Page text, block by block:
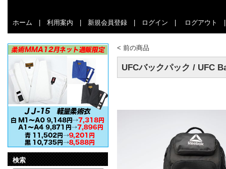
ホーム 利用案内 新規会員登録 ログイン ログアウト
検索
< 前の商品
UFCバックパック / UFC